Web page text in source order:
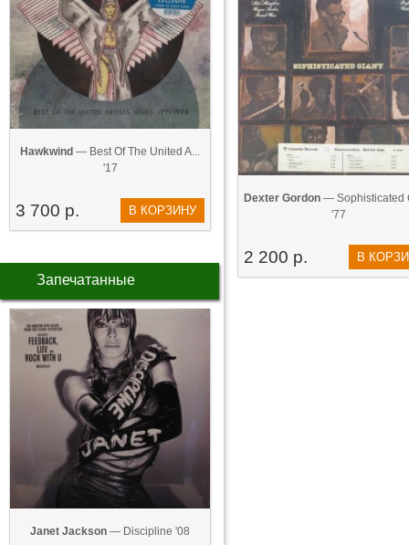
Hawkwind — Best Of The United A...
'17
3 700 р. В КОРЗИНУ
Запечатанные
Janet Jackson — Discipline '08
Dexter Gordon— Sophisticated
'77
2 200 р. В